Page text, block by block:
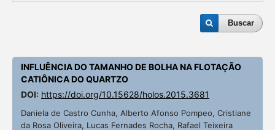
Buscar
INFLUÊNCIA DO TAMANHO DE BOLHA NA FLOTAÇÃO
CATIÔNICA DO QUARTZO
DOI: https://doi.org/10.15628/holos.2015.3681
Daniela de Castro Cunha, Alberto Afonso Pompeo, Cristiane
da Rosa Oliveira, Lucas Fernades Rocha, Rafael Teixeira